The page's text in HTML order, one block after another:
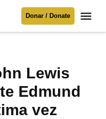
necesitamos
Donar / Donate
Lewis
Edmund
vez